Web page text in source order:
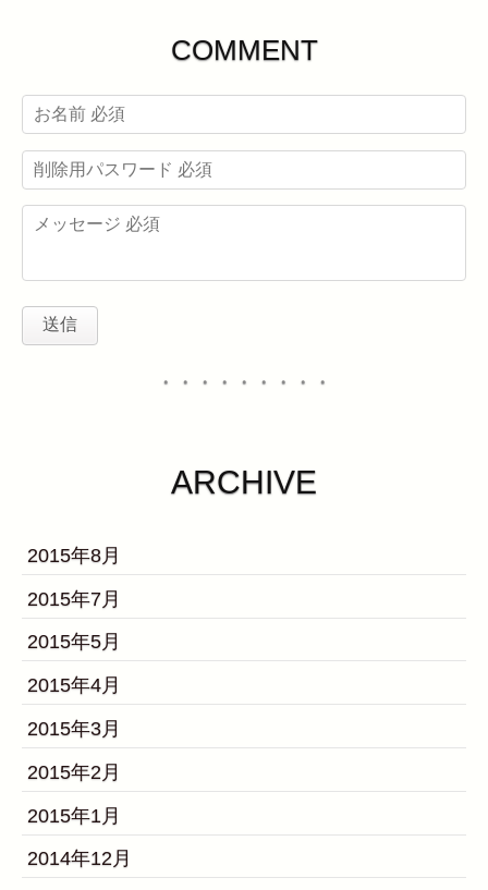
COMMENT
・・・・・・・・・
ARCHIVE
2015年8月
2015年7月
2015年5月
2015年4月
2015年3月
2015年2月
2015年1月
2014年12月